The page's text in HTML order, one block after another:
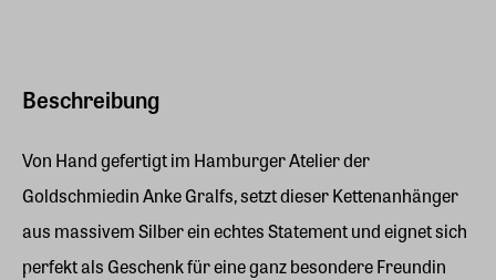
Beschreibung
Von Hand gefertigt im Hamburger Atelier der
Goldschmiedin Anke Gralfs, setzt dieser Kettenanhänger
aus massivem Silber ein echtes Statement und eignet sich
perfekt als Geschenk für eine ganz besondere Freundin